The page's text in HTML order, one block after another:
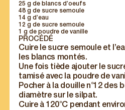
25 g de blancs d’oeufs
48 g de sucre semoule
14 g d’eau
12 g de sucre semoule
1 g de poudre de vanille
PROCÉDÉ
Cuire le sucre semoule et
les blancs montés.
Une fois tiède ajouter le
tamisé avec la poudre de
Pocher à la douille n°12 des
diamètre sur le silpat.
Cuire à 120°C pendant